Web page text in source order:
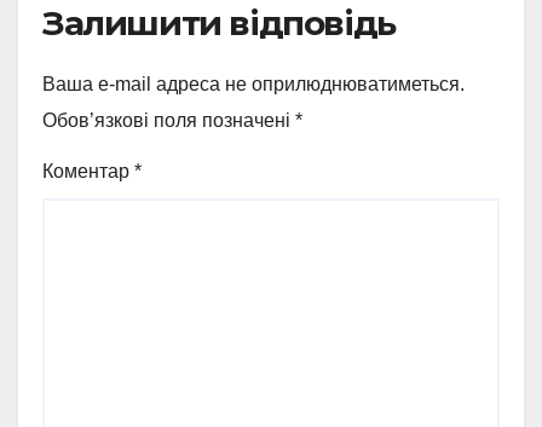
Залишити відповідь
Ваша e-mail адреса не оприлюднюватиметься.
Обов’язкові поля позначені *
Коментар *